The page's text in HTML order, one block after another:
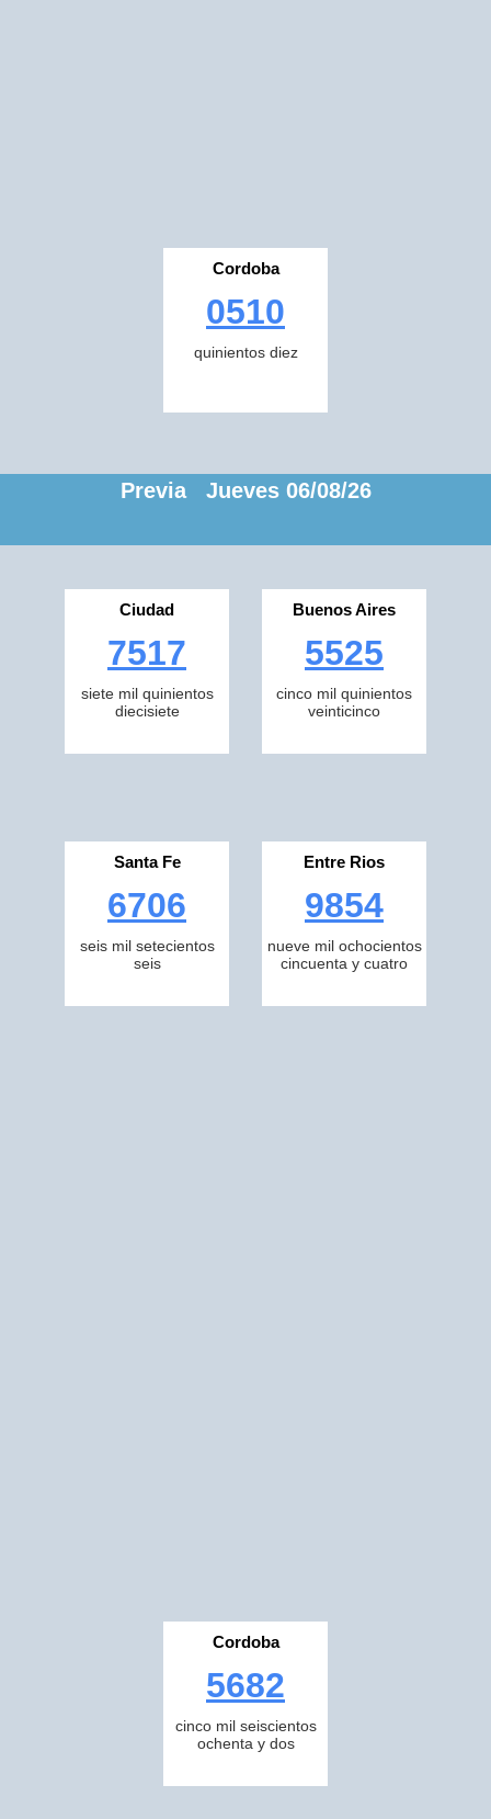
Cordoba
0510
quinientos diez
Previa Jueves 06/08/26
Ciudad
7517
siete mil quinientos
diecisiete
Buenos Aires
5525
cinco mil quinientos
veinticinco
Santa Fe
6706
seis mil setecientos
seis
Entre Rios
9854
nueve mil ochocientos
cincuenta y cuatro
Cordoba
5682
cinco mil seiscientos
ochenta y dos